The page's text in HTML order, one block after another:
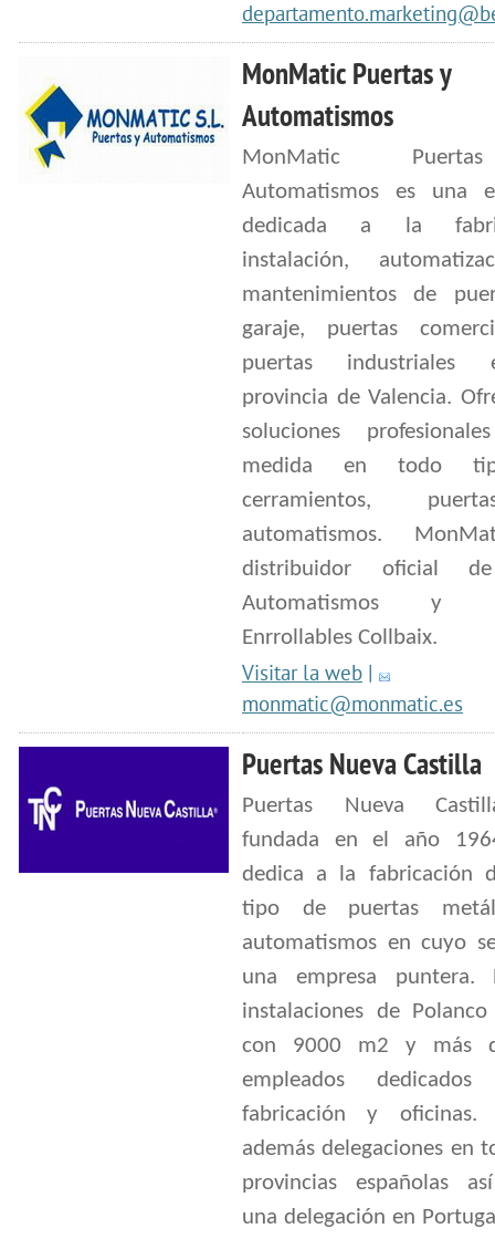
MonMatic Puertas y
Automatismos
MonMatic
Automatismos es una
dedicada a la
instalación,
mantenimientos de
garaje, puertas
puertas
provincia de Valencia.
soluciones
medida en todo
cerramientos,
automatismos.
distribuidor oficial
Automatismos y
Enrrollables Collbaix.
Visitar la web |
monmatic@monmatic.es
Puertas Nueva Castilla
Puertas Nueva
fundada en el año
dedica a la fabricación
tipo de puertas
automatismos en cuyo
una empresa puntera.
instalaciones de
con 9000 m2 y más
empleados
fabricación y oficinas.
además delegaciones en
provincias españolas
una delegación en